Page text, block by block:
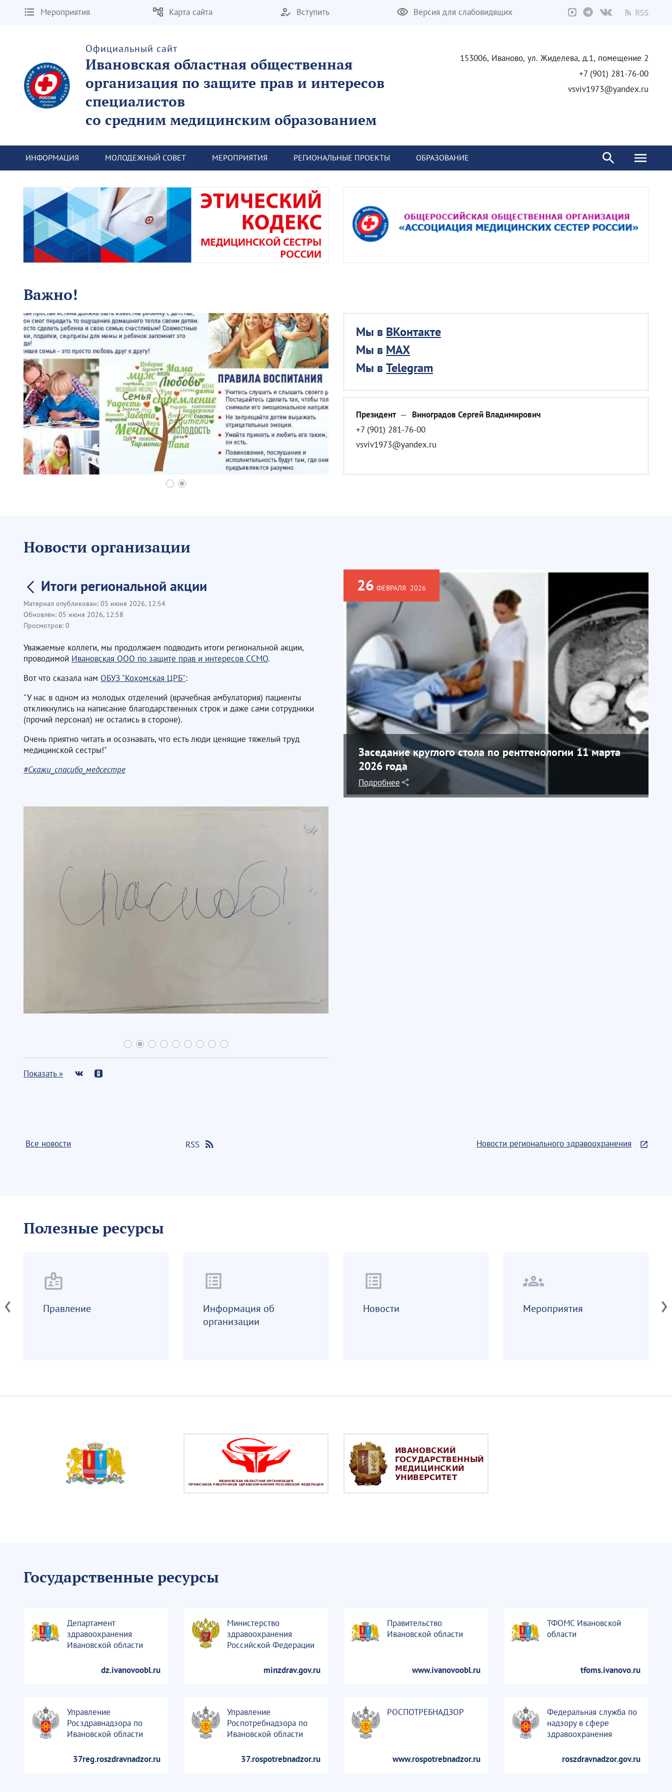
Мероприятия Карта сайта Вступить Версия для слабовидящих
Официальный сайт
Ивановская областная общественная
организация по защите прав и интересов
специалистов
со средним медицинским образованием
153006, Иваново, ул. Жиделева, д.1, помещение 2
+7 (901) 281-76-00
vsviv1973@yandex.ru
ИНФОРМАЦИЯ МОЛОДЕЖНЫЙ СОВЕТ МЕРОПРИЯТИЯ РЕГИОНАЛЬНЫЕ ПРОЕКТЫ ОБРАЗОВАНИЕ
Важно!
Мы в ВКонтакте
Мы в MAX
Мы вTelegram
Президент — Виноградов Сергей Владимирович
+7 (901) 281-76-00
vsviv1973@yandex.ru
Новости организации
Итоги региональной акции
Материал опубликован: 05 июня 2026, 12:54
Обновлён: 05 июня 2026, 12:58
Просмотров: 0
Уважаемые коллеги, мы продолжаем подводить итоги региональной акции,
проводимой Ивановская ООО по защите прав и интересов ССМО.
Вот что сказала нам ОБУЗ "Кохомская ЦРБ":
"У нас в одном из молодых отделений (врачебная амбулатория) пациенты
откликнулись на написание благодарственных строк и даже сами сотрудники
(прочий персонал) не остались в стороне).
Очень приятно читать и осознавать, что есть люди ценящие тяжелый труд
медицинской сестры!"
#Скажи_спасибо_медсестре
Показать »
26 ФЕВРАЛЯ 2026
Заседание круглого стола по рентгенологии 11 марта
2026 года
Подробнее
Все новости RSS Новости регионального здравоохранения
Полезные ресурсы
badge
Правление
list_alt
Информация об
организации
list_alt
Новости
groups
Мероприятия
Государственные ресурсы
Департамент
здравоохранения
Ивановской области
dz.ivanovoobl.ru
Министерство
здравоохранения
Российской Федерации
minzdrav.gov.ru
Правительство
Ивановской области
www.ivanovoobl.ru
ТФОМС Ивановской
области
tfoms.ivanovo.ru
Управление
Росздравнадзора по
Ивановской области
37reg.roszdravnadzor.ru
Управление
Роспотребнадзора по
Ивановской области
37.rospotrebnadzor.ru
РОСПОТРЕБНАДЗОР
www.rospotrebnadzor.ru
Федеральная служба по
надзору в сфере
здравоохранения
roszdravnadzor.gov.ru